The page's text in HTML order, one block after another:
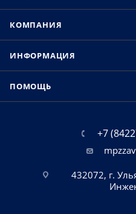
КОМПАНИЯ
ИНФОРМАЦИЯ
ПОМОЩЬ
+7
432072, г.